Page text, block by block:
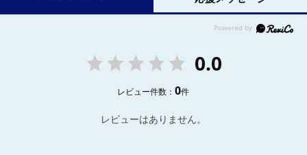
0.0
レビュー件数：0件
レビューはありません。